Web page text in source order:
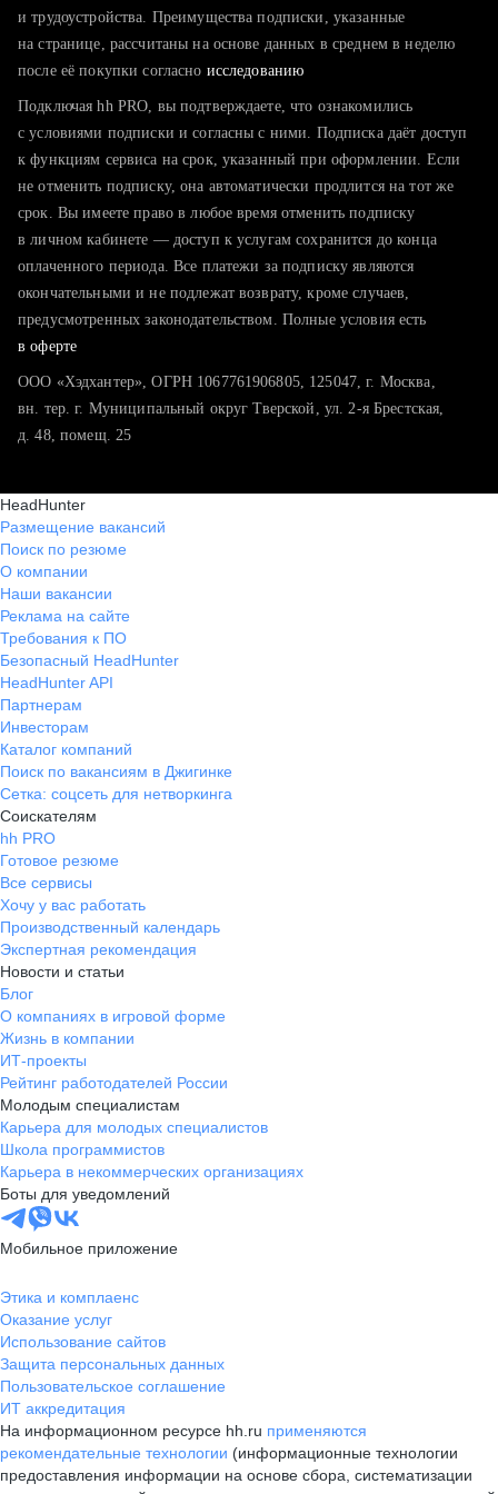
тратите много времени на поиск и вручную поднимаете
хотите сравнить себя с конкурентами и оценить шансы
и трудоустройства. Преимущества подписки, указанные
на странице, рассчитаны на основе данных в среднем в неделю
после её покупки согласно исследованию
Подключая hh PRO, вы подтверждаете, что ознакомились
с условиями подписки и согласны с ними. Подписка даёт доступ
к функциям сервиса на срок, указанный при оформлении. Если
не отменить подписку, она автоматически продлится на тот же
срок. Вы имеете право в любое время отменить подписку
в личном кабинете — доступ к услугам сохранится до конца
оплаченного периода. Все платежи за подписку являются
окончательными и не подлежат возврату, кроме случаев,
предусмотренных законодательством. Полные условия есть
в оферте
ООО «Хэдхантер», ОГРН 1067761906805, 125047, г. Москва,
вн. тер. г. Муниципальный округ Тверской, ул. 2-я Брестская,
д. 48, помещ. 25
HeadHunter
Размещение вакансий
Поиск по резюме
О компании
Наши вакансии
Реклама на сайте
Требования к ПО
Безопасный HeadHunter
HeadHunter API
Партнерам
Инвесторам
Каталог компаний
Поиск по вакансиям в Джигинке
Сетка: соцсеть для нетворкинга
Соискателям
hh PRO
Готовое резюме
Все сервисы
Хочу у вас работать
Производственный календарь
Экспертная рекомендация
Новости и статьи
Блог
О компаниях в игровой форме
Жизнь в компании
ИТ-проекты
Рейтинг работодателей России
Молодым специалистам
Карьера для молодых специалистов
Школа программистов
Карьера в некоммерческих организациях
Боты для уведомлений
Мобильное приложение
Этика и комплаенс
Оказание услуг
Использование сайтов
Защита персональных данных
Пользовательское соглашение
ИТ аккредитация
На информационном ресурсе hh.ru применяются
рекомендательные технологии (информационные технологии
предоставления информации на основе сбора, систематизации